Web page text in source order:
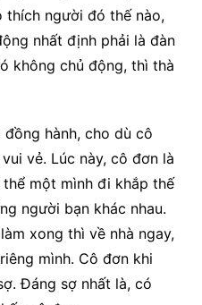
thích người đó thế nào,
nhất định phải là đàn
không chủ động, thì thà
hành, cho dù cô
vẻ. Lúc này, cô đơn là
một mình đi khắp thế
người bạn khác nhau.
xong thì về nhà ngay,
mình. Cô đơn khi
Đáng sợ nhất là, có